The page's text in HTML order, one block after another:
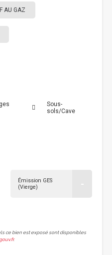
AU GAZ
Sous-
sols/Cave
Émission GES
(Vierge)
-
ce bien est exposé sont disponibles
.